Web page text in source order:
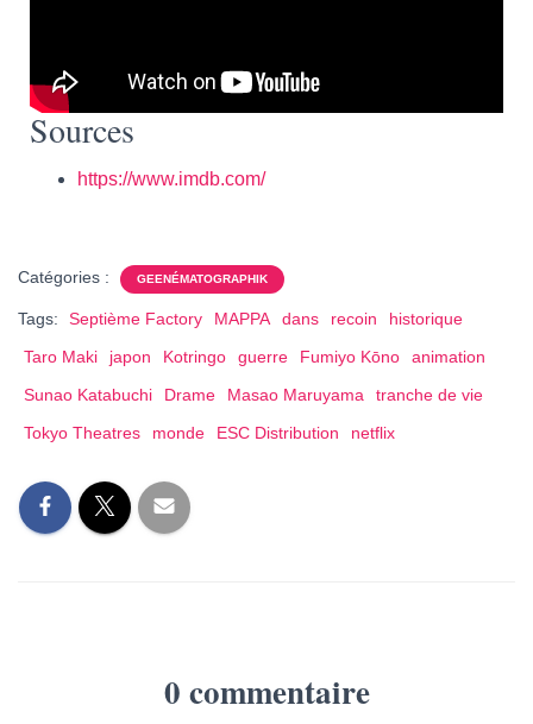
Sources
https://www.imdb.com/
Catégories : GEENÉMATOGRAPHIK
Tags: Septième Factory MAPPA dans recoin
historique
Taro Maki
japon Kotringo guerre Fumiyo Kōno
animation
Sunao Katabuchi
Drame Masao Maruyama
tranche de vie
Tokyo Theatres
monde ESC Distribution netflix
0 commentaire